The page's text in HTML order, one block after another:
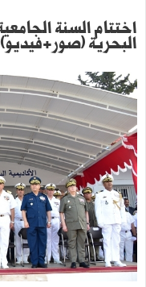
البحرية (صور+فيديو)